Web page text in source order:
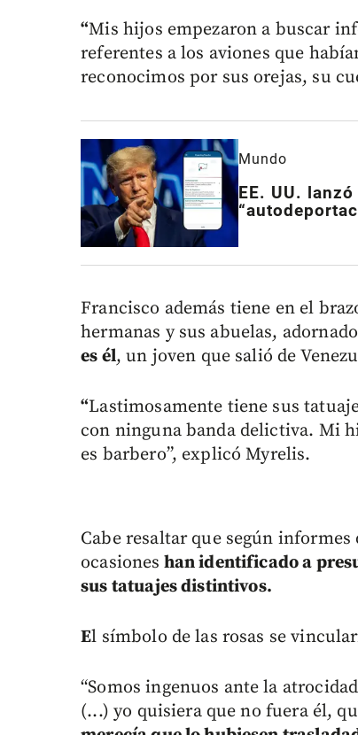
“Mis hijos empezaron a buscar
referentes a los aviones que
reconocimos por sus orejas, su
Mundo
EE. UU.
Francisco además tiene en el
hermanas y sus abuelas,
es él, un joven que salió de
“Lastimosamente tiene sus
con ninguna banda delictiva. Mi
es barbero”, explicó Myrelis.
Cabe resaltar que según
ocasiones han identificado a
sus tatuajes distintivos.
El símbolo de las rosas se
“Somos ingenuos ante la
(...) yo quisiera que no fuera él,